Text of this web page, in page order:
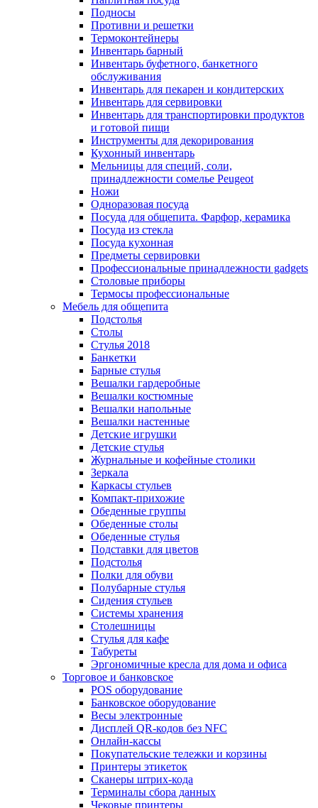
Подносы
Противни и решетки
Термоконтейнеры
Инвентарь барный
Инвентарь буфетного, банкетного
обслуживания
Инвентарь для пекарен и кондитерских
Инвентарь для сервировки
Инвентарь для транспортировки продуктов
и готовой пищи
Инструменты для декорирования
Кухонный инвентарь
Мельницы для специй, соли,
принадлежности сомелье Peugeot
Ножи
Одноразовая посуда
Посуда для общепита. Фарфор, керамика
Посуда из стекла
Посуда кухонная
Предметы сервировки
Профессиональные принадлежности gadgets
Столовые приборы
Термосы профессиональные
Мебель для общепита
Подстолья
Столы
Стулья 2018
Банкетки
Барные стулья
Вешалки гардеробные
Вешалки костюмные
Вешалки напольные
Вешалки настенные
Детские игрушки
Детские стулья
Журнальные и кофейные столики
Зеркала
Каркасы стульев
Компакт-прихожие
Обеденные группы
Обеденные столы
Обеденные стулья
Подставки для цветов
Подстолья
Полки для обуви
Полубарные стулья
Сидения стульев
Системы хранения
Столешницы
Стулья для кафе
Табуреты
Эргономичные кресла для дома и офиса
Торговое и банковское
POS оборудование
Банковское оборудование
Весы электронные
Дисплей QR-кодов без NFC
Онлайн-кассы
Покупательские тележки и корзины
Принтеры этикеток
Сканеры штрих-кода
Терминалы сбора данных
Чековые принтеры